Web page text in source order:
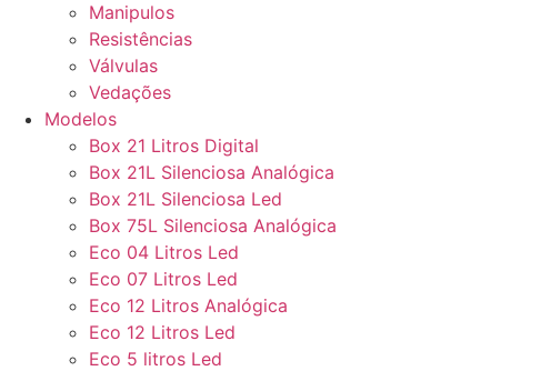
Manipulos
Resistências
Válvulas
Vedações
Modelos
Box 21 Litros Digital
Box 21L Silenciosa Analógica
Box 21L Silenciosa Led
Box 75L Silenciosa Analógica
Eco 04 Litros Led
Eco 07 Litros Led
Eco 12 Litros Analógica
Eco 12 Litros Led
Eco 5 litros Led